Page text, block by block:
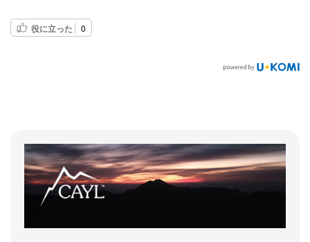
役に立った 0